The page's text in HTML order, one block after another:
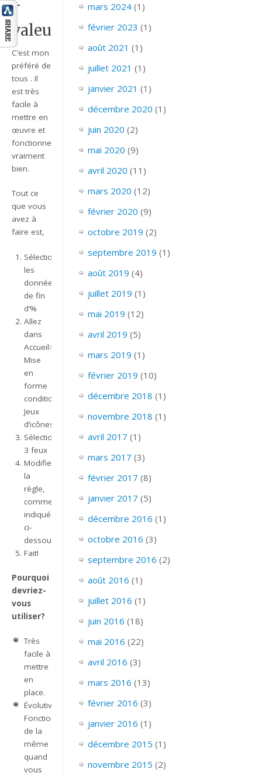
+
valeurs%
C’est mon
préféré de
tous . Il
est très
facile à
mettre en
œuvre et
fonctionne
vraiment
bien.
Tout ce
que vous
avez à
faire est,
Sélectionnez
les
données
de fin
d’%
Allez
dans
Accueil>
Mise
en
forme
conditionnelle>
Jeux
d’icônes
Sélectionnez
3 feux
Modifier
la
règle,
comme
indiqué
ci-
dessous:
Fait!
Pourquoi
devriez-
vous
utiliser?
Très
facile à
mettre
en
place.
Évolutive.
Fonctionne
de la
même
quand
vous
mars 2024(1)
février 2023 (1)
août 2021 (1)
juillet 2021 (1)
janvier 2021 (1)
décembre 2020 (1)
juin 2020 (2)
mai 2020 (9)
avril 2020 (11)
mars 2020 (12)
février 2020 (9)
octobre 2019 (2)
septembre 2019 (1)
août 2019 (4)
juillet 2019 (1)
mai 2019 (12)
avril 2019 (5)
mars 2019 (1)
février 2019 (10)
décembre 2018 (1)
novembre 2018 (1)
avril 2017 (1)
mars 2017 (3)
février 2017 (8)
janvier 2017 (5)
décembre 2016 (1)
octobre 2016 (3)
septembre 2016 (2)
août 2016 (1)
juillet 2016 (1)
juin 2016 (18)
mai 2016 (22)
avril 2016 (3)
mars 2016 (13)
février 2016 (3)
janvier 2016 (1)
décembre 2015 (1)
novembre 2015 (2)